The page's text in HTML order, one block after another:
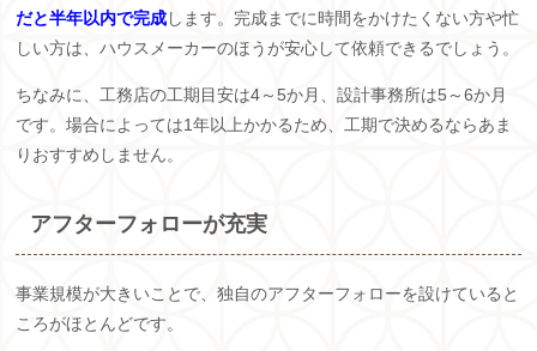
だと半年以内で完成します。完成までに時間をかけたくない方や忙
しい方は、ハウスメーカーのほうが安心して依頼できるでしょう。
ちなみに、工務店の工期目安は4～5か月、設計事務所は5～6か月
です。場合によっては1年以上かかるため、工期で決めるならあま
りおすすめしません。
アフターフォローが充実
事業規模が大きいことで、独自のアフターフォローを設けていると
ころがほとんどです。